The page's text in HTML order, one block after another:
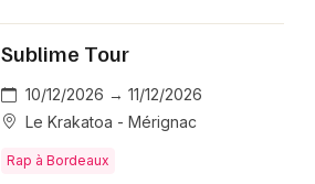
Sublime Tour
10/12/2026 → 11/12/2026
Le Krakatoa - Mérignac
Rap à Bordeaux